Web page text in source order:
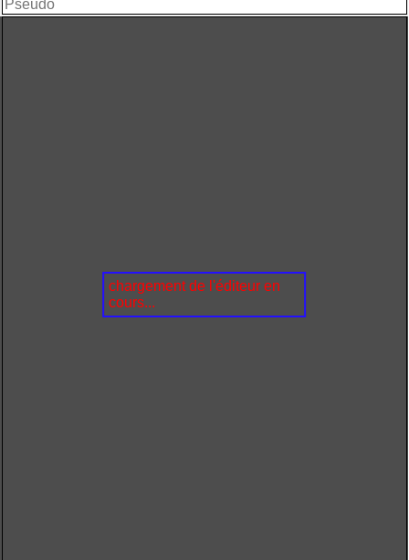
chargement de l'éditeur en
cours...